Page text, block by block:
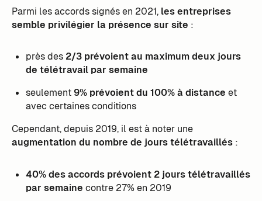
Parmi les accords signés en 2021, les entreprises
semble privilégier la présence sur site :
près des2/3 prévoient au maximum deux jours
de télétravail par semaine
seulement 9% prévoient du 100% à distance et
avec certaines conditions
Cependant, depuis 2019, il est à noter une
augmentation du nombre de jours télétravaillés:
40% des accords prévoient 2 jours télétravaillés
par semaine contre 27% en 2019